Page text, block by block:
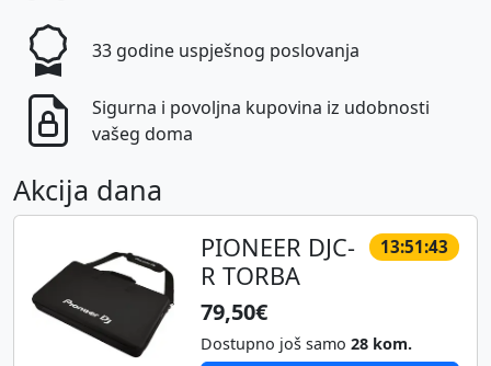
33 godine uspješnog poslovanja
Sigurna i povoljna kupovina iz udobnosti
vašeg doma
Akcija dana
13:51:42
PIONEER DJC-
R TORBA
79,50€
Dostupno još samo 28 kom.